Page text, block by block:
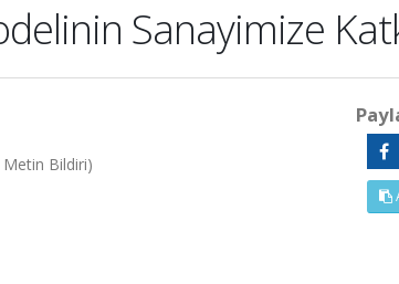
Sanayimize
Metin Bildiri)